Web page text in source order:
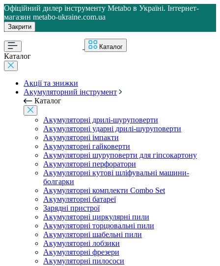
Офіційний дилер інструменту Metabo в Україні. Інтернет-
магазин metabo-ukraine.com.ua
Закрити
Каталог
Каталог
Акції та знижки
Акумуляторний інструмент
Каталог
Акумуляторні дрилі-шуруповерти
Акумуляторні ударні дрилі-шуруповерти
Акумуляторні імпакти
Акумуляторні гайковерти
Акумуляторні шуруповерти для гіпсокартону
Акумуляторні перфоратори
Акумуляторні кутові шліфувальні машини-
болгарки
Акумуляторні комплекти Combo Set
Акумуляторні батареї
Зарядні пристрої
Акумуляторні циркулярні пили
Акумуляторні торцювальні пили
Акумуляторні шабельні пили
Акумуляторні лобзики
Акумуляторні фрезери
Акумуляторні пилососи